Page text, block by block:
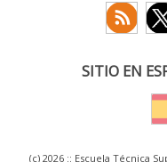
SITIO EN
(c) 2026 :: Escuela Técnica